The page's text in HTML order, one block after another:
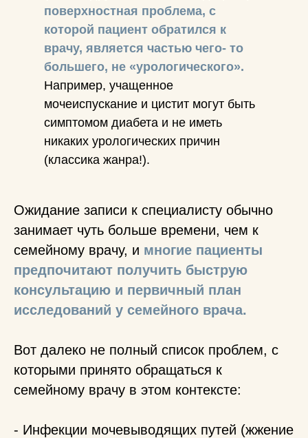
поверхностная проблема, с
которой пациент обратился к
врачу, является частью чего- то
большего, не «урологического».
Например, учащенное
мочеиспускание и цистит могут быть
симптомом диабета и не иметь
никаких урологических причин
(классика жанра!).
Ожидание записи к специалисту обычно
занимает чуть больше времени, чем к
семейному врачу, и многие пациенты
предпочитают получить быструю
консультацию и первичный план
исследований у семейного врача.
Вот далеко не полный список проблем, с
которыми принято обращаться к
семейному врачу в этом контексте:
- Инфекции мочевыводящих путей (жжение